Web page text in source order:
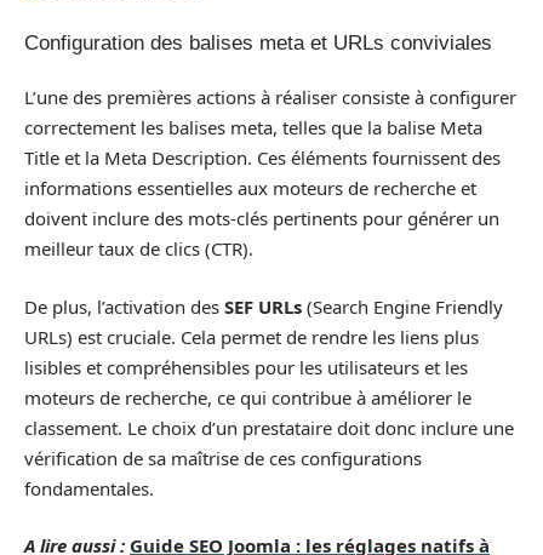
Configuration des balises meta et URLs conviviales
L’une des premières actions à réaliser consiste à configurer
correctement les balises meta, telles que la balise Meta
Title et la Meta Description. Ces éléments fournissent des
informations essentielles aux moteurs de recherche et
doivent inclure des mots-clés pertinents pour générer un
meilleur taux de clics (CTR).
De plus, l’activation des SEF URLs (Search Engine Friendly
URLs) est cruciale. Cela permet de rendre les liens plus
lisibles et compréhensibles pour les utilisateurs et les
moteurs de recherche, ce qui contribue à améliorer le
classement. Le choix d’un prestataire doit donc inclure une
vérification de sa maîtrise de ces configurations
fondamentales.
A lire aussi : Guide SEO Joomla : les réglages natifs à